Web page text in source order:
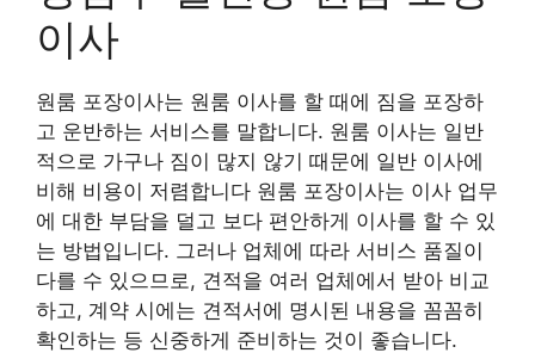
이사
원룸 포장이사는 원룸 이사를 할 때에 짐을 포장하
고 운반하는 서비스를 말합니다. 원룸 이사는 일반
적으로 가구나 짐이 많지 않기 때문에 일반 이사에
비해 비용이 저렴합니다 원룸 포장이사는 이사 업무
에 대한 부담을 덜고 보다 편안하게 이사를 할 수 있
는 방법입니다. 그러나 업체에 따라 서비스 품질이
다를 수 있으므로, 견적을 여러 업체에서 받아 비교
하고, 계약 시에는 견적서에 명시된 내용을 꼼꼼히
확인하는 등 신중하게 준비하는 것이 좋습니다.